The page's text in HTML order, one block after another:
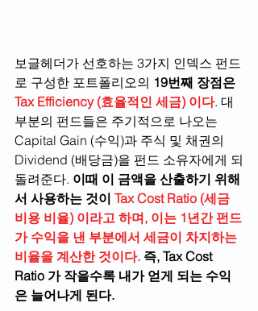
보글헤더가 선호하는 3가지 인덱스 펀드
로 구성한 포트폴리오의 19번째 장점은
Tax Efficiency (효율적인 세금) 이다. 대
부분의 펀드들은 주기적으로 나오는
Capital Gain (수익)과 주식 및 채권의
Dividend (배당금)을 펀드 소유자에게 되
돌려준다. 이때 이 금액을 산출하기 위해
서 사용하는 것이 Tax Cost Ratio (세금
비용 비율) 이라고 하며, 이는 1년간 펀드
가 수익을 낸 부분에서 세금이 차지하는
비율을 계산한 것이다. 즉, Tax Cost
Ratio 가 작을수록 내가 얻게 되는 수익
은 늘어나게 된다.